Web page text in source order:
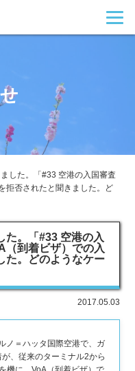
した。「#33 空港の入国審査
拒否されたと聞きました。ど
た。「#33 空港の入
（到着ビザ）での入
た。どのようなケー
2017.05.03
ノ＝ハッタ国際空港で、ガ
、従来のターミナル2から